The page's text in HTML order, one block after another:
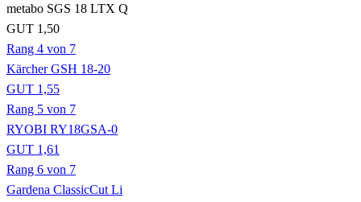
metabo SGS 18 LTX Q
GUT 1,50
Rang 4 von 7
Kärcher GSH 18-20
GUT 1,55
Rang 5 von 7
RYOBI RY18GSA-0
GUT 1,61
Rang 6 von 7
Gardena ClassicCut Li